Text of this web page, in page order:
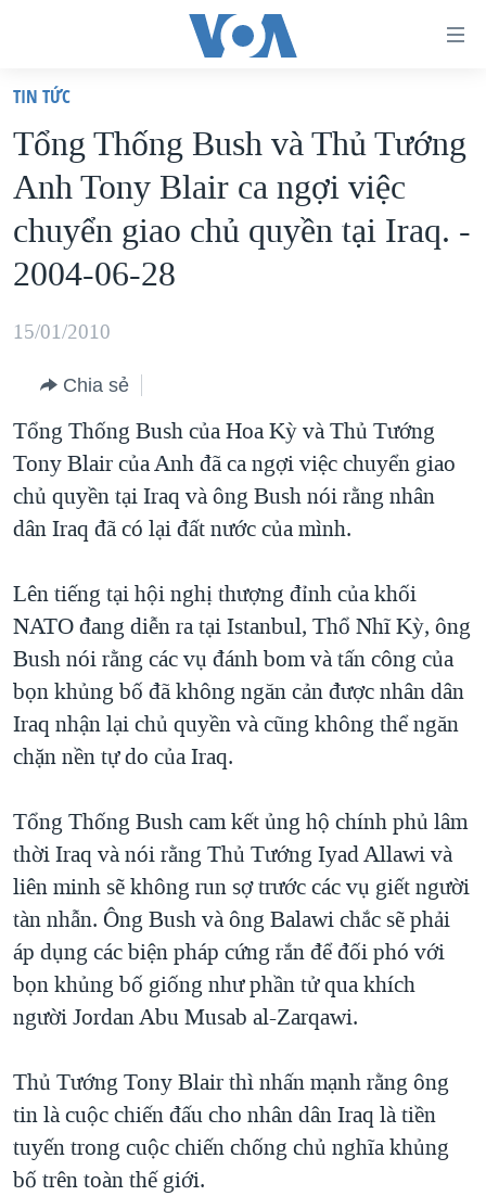
truy
cập
Tới
nội
chính
Tới
hướng
chính
Đi
tới
"Tìm"
VIỆT NAM
HOA KỲ
BIỂN ĐÔNG
THẾ GIỚI
MỤC
TỰ DO BÁO CHÍ
VẠCH TRẦN TIN GIẢ
NGƯỜI VIỆT HẢI NGOẠI
KINH TẾ
KHOA HỌC
SỨC KHOẺ
VĂN HOÁ
THỂ THAO
CHUYÊN ĐỀ
CHIẾN TRANH THƯƠNG MẠI CỦA MỸ: QUÁ KHỨ VÀ HIỆN
TẠI
HÀNH TRÌNH BẦU CỬ 2024
GIẢI MÃ VÀNH ĐAI & CON ĐƯỜNG
NGÀY TỊ NẠN THẾ GIỚI
TRỊNH VĨNH BÌNH - NGƯỜI HẠ 'BÊN THẮNG CUỘC'
GROUND ZERO – XƯA VÀ NAY
CHI PHÍ CHIẾN TRANH AFGHANISTAN
THƯỢNG ĐỈNH TRUMP-KIM TẠI VIỆT NAM
TRỊNH VĨNH BÌNH VS. CHÍNH PHỦ VIỆT NAM
NGƯ DÂN VIỆT VÀ LÀN SÓNG TRỘM HẢI SÂM
BÊN KIA QUỐC LỘ: TIẾNG VỌNG TỪ NÔNG THÔN MỸ
QUAN HỆ VIỆT MỸ
HỌC TIẾNG ANH
VIDEO
MẠNG XÃ HỘI
Ngôn ngữ khác
TIN TỨC
Tổng Thống Bush và Thủ Tướng
Anh Tony Blair ca ngợi việc
chuyển giao chủ quyền tại Iraq. -
2004-06-28
15/01/2010
Chia sẻ
Tổng Thống Bush của Hoa Kỳ và Thủ Tướng
Tony Blair của Anh đã ca ngợi việc chuyển giao
chủ quyền tại Iraq và ông Bush nói rằng nhân
dân Iraq đã có lại đất nước của mình.
Lên tiếng tại hội nghị thượng đỉnh của khối
NATO đang diễn ra tại Istanbul, Thổ Nhĩ Kỳ, ông
Bush nói rằng các vụ đánh bom và tấn công của
bọn khủng bố đã không ngăn cản được nhân dân
Iraq nhận lại chủ quyền và cũng không thể ngăn
chặn nền tự do của Iraq.
Tổng Thống Bush cam kết ủng hộ chính phủ lâm
thời Iraq và nói rằng Thủ Tướng Iyad Allawi và
liên minh sẽ không run sợ trước các vụ giết người
tàn nhẫn. Ông Bush và ông Balawi chắc sẽ phải
áp dụng các biện pháp cứng rắn để đối phó với
bọn khủng bố giống như phần tử qua khích
người Jordan Abu Musab al-Zarqawi.
Thủ Tướng Tony Blair thì nhấn mạnh rằng ông
tin là cuộc chiến đấu cho nhân dân Iraq là tiền
tuyến trong cuộc chiến chống chủ nghĩa khủng
bố trên toàn thế giới.